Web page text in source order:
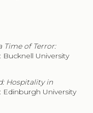
Time of Terror:
Bucknell University
Hospitality in
Edinburgh University